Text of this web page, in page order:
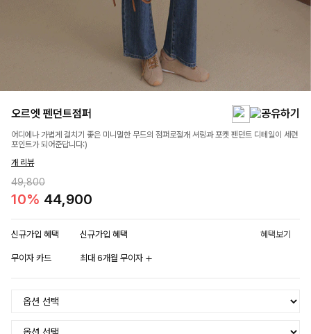
오르엣 펜던트점퍼
어디에나 가볍게 걸치기 좋은 미니멀한 무드의 점퍼로절개 셔링과 포켓 펜던트 디테일이 세련
포인트가 되어준답니다:)
개 리뷰
49,800
10% 44,900
신규가입 혜택 신규가입 혜택 혜택보기
무이자 카드 최대 6개월 무이자